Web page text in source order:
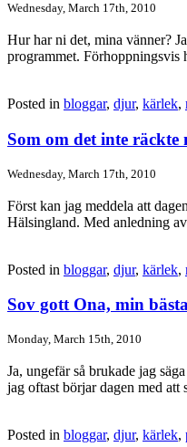
Wednesday, March 17th, 2010
Hur har ni det, mina vänner?
programmet. Förhoppningsvis
Posted in bloggar, djur, kärlek,
Som om det inte
Wednesday, March 17th, 2010
Först kan jag meddela att
Hälsingland. Med anledning
Posted in bloggar, djur, kärlek,
Sov gott Ona, min
Monday, March 15th, 2010
Ja, ungefär så brukade jag
jag oftast börjar dagen med att
Posted in bloggar, djur, kärlek,